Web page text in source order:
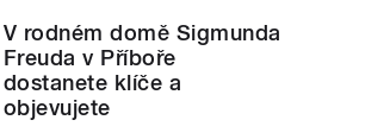
V rodném domě Sigmunda
Freuda v Příboře
dostanete klíče a
objevujete